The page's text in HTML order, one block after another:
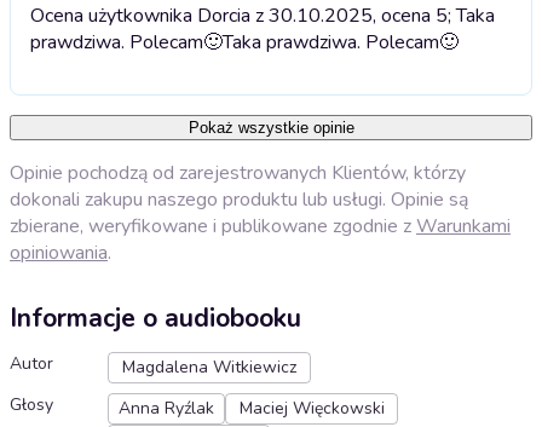
Ocena użytkownika Dorcia z 30.10.2025, ocena 5; Taka
prawdziwa. Polecam🙂Taka prawdziwa. Polecam🙂
Pokaż wszystkie opinie
Opinie pochodzą od zarejestrowanych Klientów, którzy
dokonali zakupu naszego produktu lub usługi. Opinie są
zbierane, weryfikowane i publikowane zgodnie zWarunkami
opiniowania.
Informacje o audiobooku
Autor
Magdalena Witkiewicz
Głosy
Anna Ryźlak
Maciej Więckowski